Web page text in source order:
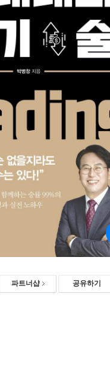
파트너샵 공유하기